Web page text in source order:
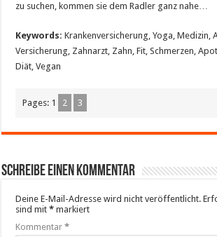
zu suchen, kommen sie dem Radler ganz nahe…
Keywords: Krankenversicherung, Yoga, Medizin,
Versicherung, Zahnarzt, Zahn, Fit, Schmerzen,
Diät, Vegan
Pages: 1 2 3
Schreibe einen Kommentar
Deine E-Mail-Adresse wird nicht veröffentlicht.
sind mit* markiert
Kommentar*